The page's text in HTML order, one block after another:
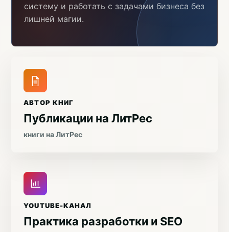
систему и работать с задачами бизнеса без
лишней магии.
АВТОР КНИГ
Публикации на ЛитРес
книги на ЛитРес
YOUTUBE-КАНАЛ
Практика разработки и SEO